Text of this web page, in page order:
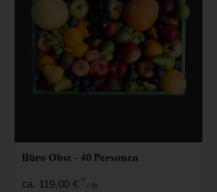
Büro Obst - 40 Personen
ca. 119,00 € * / St